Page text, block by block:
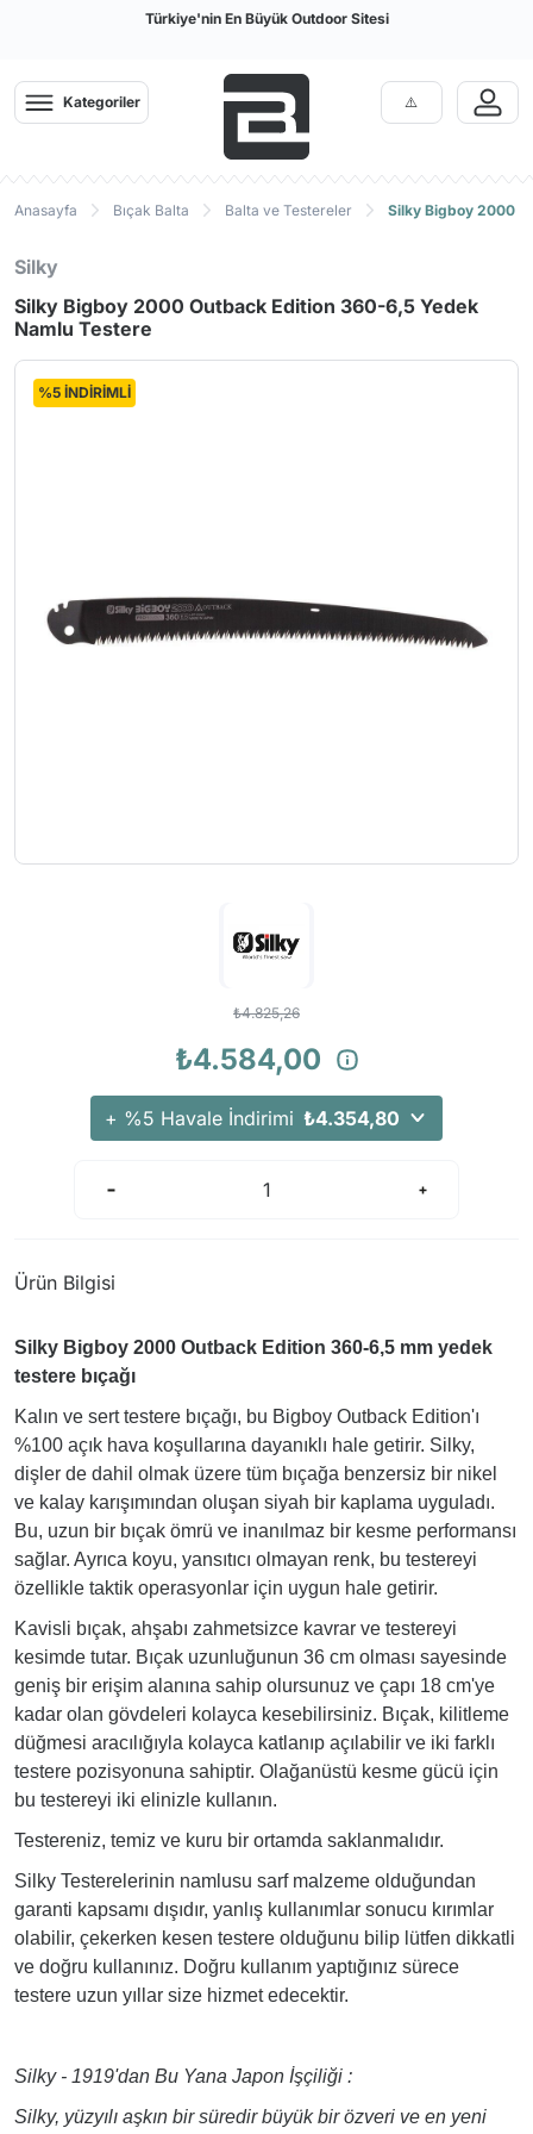
Türkiye'nin En Büyük Outdoor Sitesi
Kategoriler
Anasayfa Bıçak Balta Balta ve Testereler Silky Bigboy 2000
Silky
Silky Bigboy 2000 Outback Edition 360-6,5 Yedek
Namlu Testere
%5 İNDİRİMLİ
₺4.825,26
₺4.584,00
+ %5 Havale İndirimi ₺4.354,80
Ürün Bilgisi
Silky Bigboy 2000 Outback Edition 360-6,5 mm yedek
testere bıçağı
Kalın ve sert testere bıçağı, bu Bigboy Outback Edition'ı
%100 açık hava koşullarına dayanıklı hale getirir. Silky,
dişler de dahil olmak üzere tüm bıçağa benzersiz bir nikel
ve kalay karışımından oluşan siyah bir kaplama uyguladı.
Bu, uzun bir bıçak ömrü ve inanılmaz bir kesme performansı
sağlar. Ayrıca koyu, yansıtıcı olmayan renk, bu testereyi
özellikle taktik operasyonlar için uygun hale getirir.
Kavisli bıçak, ahşabı zahmetsizce kavrar ve testereyi
kesimde tutar. Bıçak uzunluğunun 36 cm olması sayesinde
geniş bir erişim alanına sahip olursunuz ve çapı 18 cm'ye
kadar olan gövdeleri kolayca kesebilirsiniz. Bıçak, kilitleme
düğmesi aracılığıyla kolayca katlanıp açılabilir ve iki farklı
testere pozisyonuna sahiptir. Olağanüstü kesme gücü için
bu testereyi iki elinizle kullanın.
Testereniz, temiz ve kuru bir ortamda saklanmalıdır.
Silky Testerelerinin namlusu sarf malzeme olduğundan
garanti kapsamı dışıdır, yanlış kullanımlar sonucu kırımlar
olabilir, çekerken kesen testere olduğunu bilip lütfen dikkatli
ve doğru kullanınız. Doğru kullanım yaptığınız sürece
testere uzun yıllar size hizmet edecektir.
Silky - 1919'dan Bu Yana Japon İşçiliği :
Silky, yüzyılı aşkın bir süredir büyük bir özveri ve en yeni